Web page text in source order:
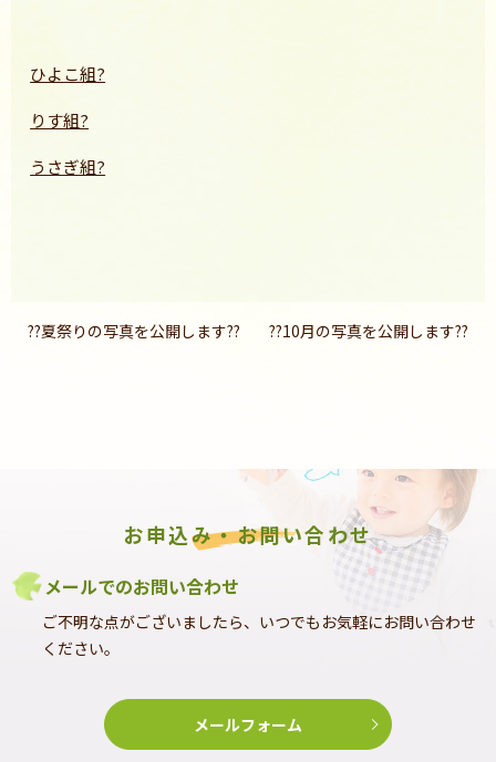
ひよこ組?
りす組?
うさぎ組?
??夏祭りの写真を公開します?? ??10月の写真を公開します??
お申込み・お問い合わせ
メールでのお問い合わせ
ご不明な点がございましたら、いつでもお気軽にお問い合わせ
ください。
メールフォーム